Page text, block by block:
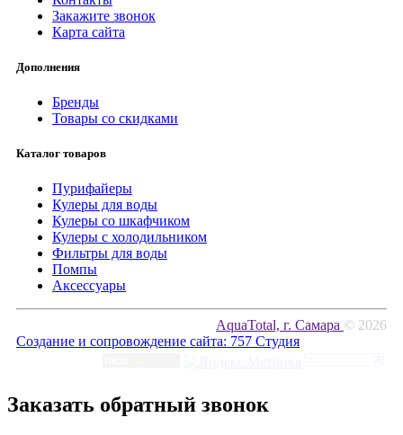
Закажите звонок
Карта сайта
Дополнения
Бренды
Товары со скидками
Каталог товаров
Пурифайеры
Кулеры для воды
Кулеры со шкафчиком
Кулеры с холодильником
Фильтры для воды
Помпы
Аксессуары
AquaTotal, г. Самара © 2026
Создание и сопровождение сайта: 757 Студия
Заказать обратный звонок